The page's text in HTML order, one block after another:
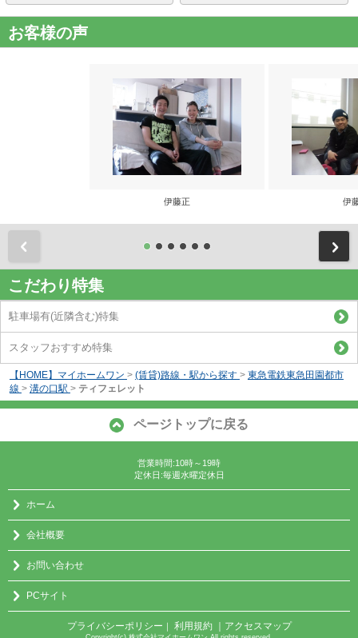
お客様の声
伊藤正 伊
こだわり特集
駐車場有(近隣含む)特集
スタッフおすすめ特集
【HOME】マイホームワン > (賃貸)路線・駅から探す > 東急電鉄東急田園都市
線 > 溝の口駅 > ティフェレット
ページトップに戻る
営業時間:10時～19時
定休日:毎週水曜定休日
ホーム
会社概要
お問い合わせ
PCサイト
プライバシーポリシー 利用規約 ｜アクセスマップ